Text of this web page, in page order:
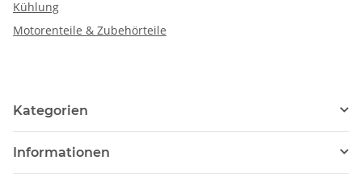
Kühlung
Motorenteile & Zubehörteile
Kategorien
Informationen